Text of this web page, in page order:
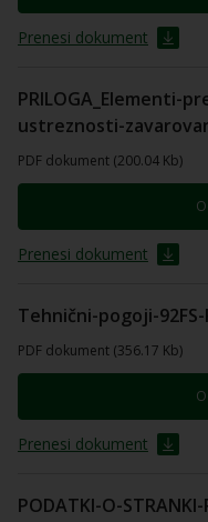
Prenesi dokument
PRILOGA_Elementi-
ustreznosti-
PDF dokument (200.04 Kb)
Prenesi dokument
Tehnični-pogoji-
PDF dokument (356.17 Kb)
Prenesi dokument
PODATKI-O-STRANKI-